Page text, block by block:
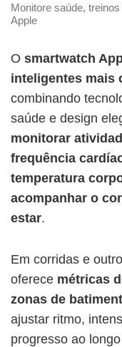
Monitore saúde,
Apple
O smartwatch
inteligentes mais
combinando
saúde e design
monitorar
frequência
temperatura
acompanhar o
estar.
Em corridas e
oferece métricas
zonas de
ajustar ritmo,
progresso ao